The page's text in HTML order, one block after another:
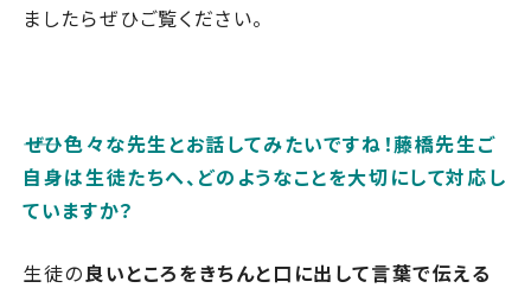
ましたらぜひご覧ください。
――ぜひ色々な先生とお話してみたいですね！藤橋先生ご
自身は生徒たちへ、 どのようなことを大切にして対応し
ていますか？
生徒の良いところをきちんと口に出して言葉で伝える